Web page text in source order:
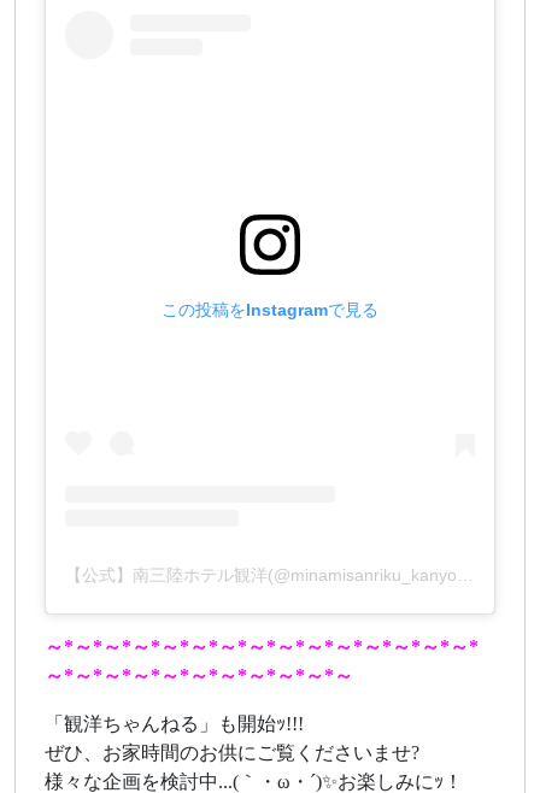
この投稿をInstagramで見る
～*～*～*～*～*～*～*～*～*～*～*～*～*～*～*
～*～*～*～*～*～*～*～*～*～*～
「観洋ちゃんねる」も開始ｯ!!!
ぜひ、お家時間のお供にご覧くださいませ?
様々な企画を検討中...(｀・ω・´)✨お楽しみにｯ！